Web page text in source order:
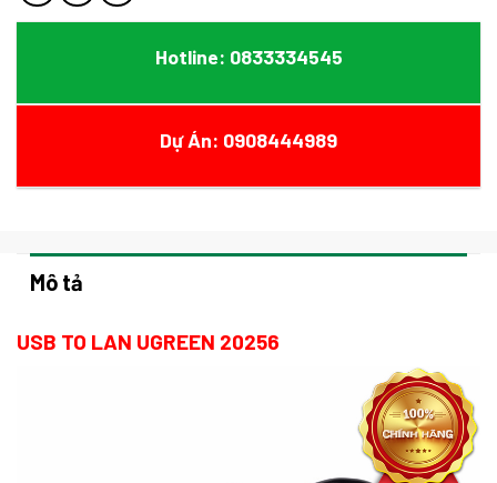
Hotline: 0833334545
Dự Án: 0908444989
Mô tả
USB TO LAN UGREEN 20256